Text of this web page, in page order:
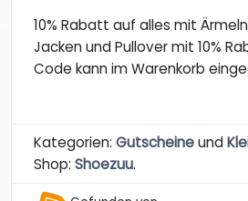
10% Rabatt auf alles mit Ärmeln.
Jacken und Pullover mit 10%
Code kann im Warenkorb
Kategorien: Gutscheineund
Shop: Shoezuu.